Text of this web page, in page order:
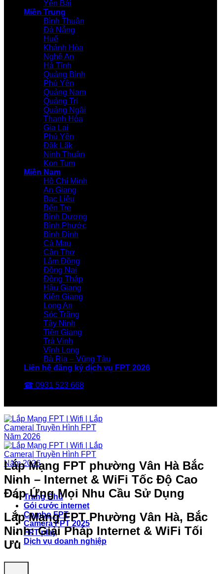
Yên Bái
Miền Trung
Bình Thuận
Đà Nẵng
Huế
Khánh Hòa
Nghệ An
Hà Tĩnh
Quảng Bình
Phú Yên
Quảng Nam
Quảng Trị
Quảng Ngãi
Thanh Hóa
Gia Lai
Phú Yên
Đăk Lăk
Ninh Thuận
Kon Tum
Miền Nam
Hồ Chí Minh
An Giang
Bạc Liêu
Bến Tre
Bình Dương
Bình Phước
Bình Định
Cà Mau
Cần Thơ
Lâm Đồng
Đồng Nai
Đồng Tháp
Hậu Giang
Kiên Giang
Long An
Sóc Trăng
Tây Ninh
Tiền Giang
Trà Vinh
Vĩnh Long
Bà Rịa – Vũng Tàu
Liên hệ đăng ký dịch vụ FPT 2026
☎ 0931 523 668
Trang Chủ
Gói cước internet
Combo FPT
Camera FPT 2025
FPT play
Dịch vụ doanh nghiệp
Lắp Mạng FPT phường Vân Hà Bắc
Ninh – Internet & WiFi Tốc Độ Cao
Đáp Ứng Mọi Nhu Cầu Sử Dụng
Lắp Mạng FPT Phường Vân Hà, Bắc
Ninh: Giải Pháp Internet & WiFi Tối
Ưu